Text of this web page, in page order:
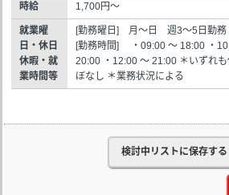
時給 1,700円～
就業曜
日・休日
休暇・就
業時間等
[勤務曜日] 月～日 週3～5日勤
[勤務時間] ・09:00 ～ 18:00 ・
20:00 ・12:00 ～ 21:00 ＊いずれ
ぼなし ＊業務状況による
検討中リストに保存する